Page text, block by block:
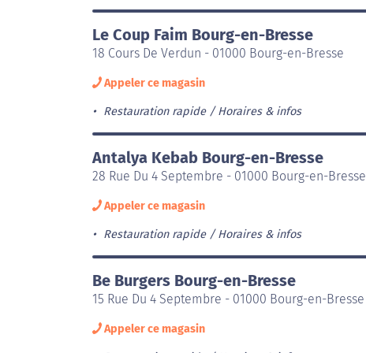
Le Coup Faim Bourg-en-Bresse
18 Cours De Verdun - 01000 Bourg-en-Bresse
Appeler ce magasin
Restauration rapide Horaires & infos
Antalya Kebab Bourg-en-Bresse
28 Rue Du 4 Septembre - 01000 Bourg-en-Bresse
Appeler ce magasin
Restauration rapide Horaires & infos
Be Burgers Bourg-en-Bresse
15 Rue Du 4 Septembre - 01000 Bourg-en-Bresse
Appeler ce magasin